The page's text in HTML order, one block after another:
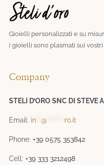
Gioielli personalizzati e su
i gioielli sono plasmati sui
Company
STELI D’ORO SNC DI STEVE
Email: in **@ ro.it
Phone:+39 0575 353842
Cell:+39 333 3212498